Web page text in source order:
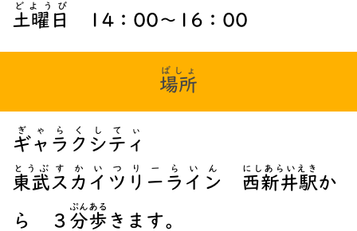
土曜日
どようび
14：00～16：00
場所
ばしょ
ギャラクシティ
ぎゃらくしてぃ
東武
とうぶ
スカイツリーライン
すかいつりーらいん
西新井駅
にしあらいえき
か
ら ３ 分
ぷん
歩
ある
きます。